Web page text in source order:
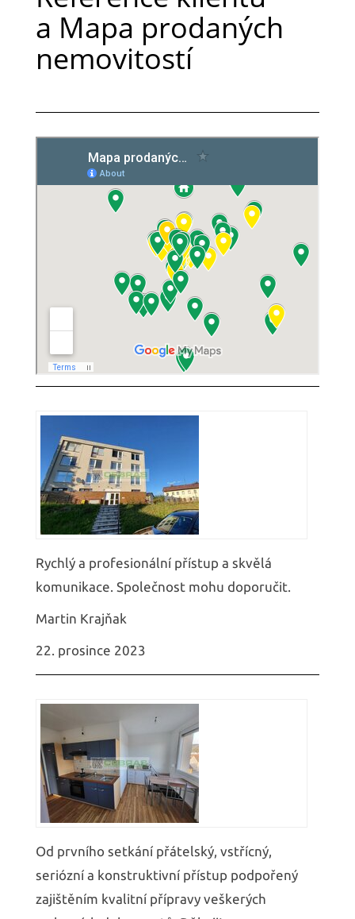
a Mapa prodaných
nemovitostí
Rychlý a profesionální přístup a skvělá
komunikace. Společnost mohu doporučit.
Martin Krajňak
22. prosince 2023
Od prvního setkání přátelský, vstřícný,
seriózní a konstruktivní přístup podpořený
zajištěním kvalitní přípravy veškerých